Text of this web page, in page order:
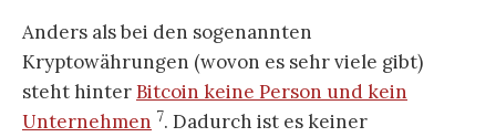
Anders als bei den sogenannten
Kryptowährungen (wovon es sehr viele gibt)
steht hinterBitcoin keine Person und kein
Unternehmen 7. Dadurch ist es keiner